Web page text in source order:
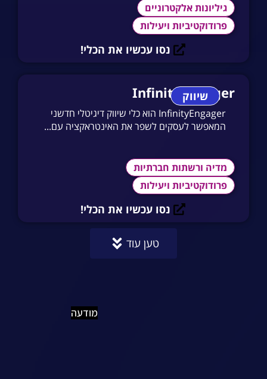
גיליונות אלקטרוניים
פרודוקטיביות ויעילות
נסו עכשיו את הכלי!
שיווק
InfinityEngager
InfinityEngager הוא כלי שיווק דיגיטלי חדשני
המאפשר לעסקים לשפר את האינטראקציה עם...
מדיה ורשתות חברתיות
פרודוקטיביות ויעילות
נסו עכשיו את הכלי!
טען עוד
מודעה